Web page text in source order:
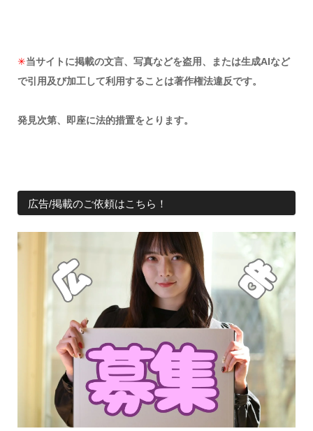
✳︎当サイトに掲載の文言、写真などを盗用、または生成AIなど
で引用及び加工して利用することは著作権法違反です。
発見次第、即座に法的措置をとります。
広告/掲載のご依頼はこちら！